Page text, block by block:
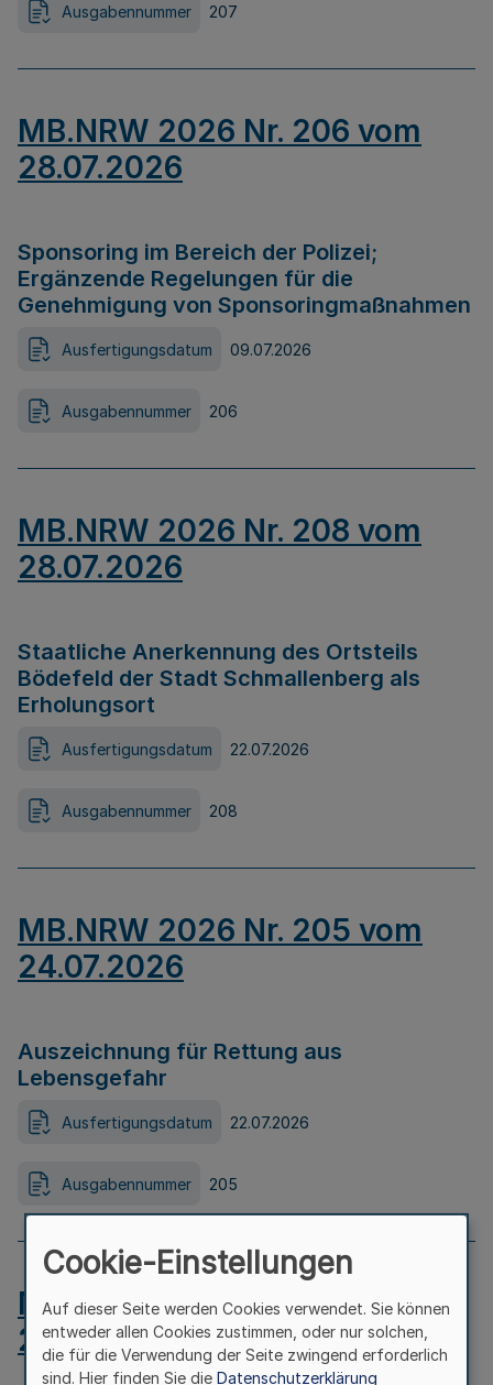
Ausgabennummer 207
MB.NRW 2026 Nr. 206 vom
28.07.2026
Sponsoring im Bereich der Polizei;
Ergänzende Regelungen für die
Genehmigung von Sponsoringmaßnahmen
Ausfertigungsdatum 09.07.2026
Ausgabennummer 206
MB.NRW 2026 Nr. 208 vom
28.07.2026
Staatliche Anerkennung des Ortsteils
Bödefeld der Stadt Schmallenberg als
Erholungsort
Ausfertigungsdatum 22.07.2026
Ausgabennummer 208
MB.NRW 2026 Nr. 205 vom
24.07.2026
Auszeichnung für Rettung aus
Lebensgefahr
Ausfertigungsdatum 22.07.2026
Ausgabennummer 205
MB.NRW 2026 Nr. 204 vom
24.07.2026
Cookie-Einstellungen
Auf dieser Seite werden Cookies verwendet. Sie können
entweder allen Cookies zustimmen, oder nur solchen,
die für die Verwendung der Seite zwingend erforderlich
sind. Hier finden Sie die Datenschutzerklärung